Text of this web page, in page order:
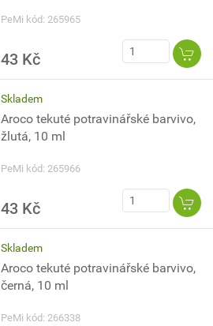
PeMi kód: 265965
43 Kč
Skladem
Aroco tekuté potravinářské barvivo,
žlutá, 10 ml
PeMi kód: 265966
43 Kč
Skladem
Aroco tekuté potravinářské barvivo,
černá, 10 ml
PeMi kód: 266338